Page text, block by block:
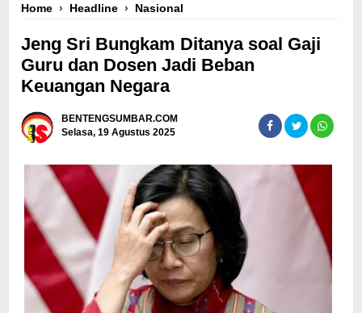
Home › Headline › Nasional
Jeng Sri Bungkam Ditanya soal Gaji
Guru dan Dosen Jadi Beban
Keuangan Negara
BENTENGSUMBAR.COM
Selasa, 19 Agustus 2025